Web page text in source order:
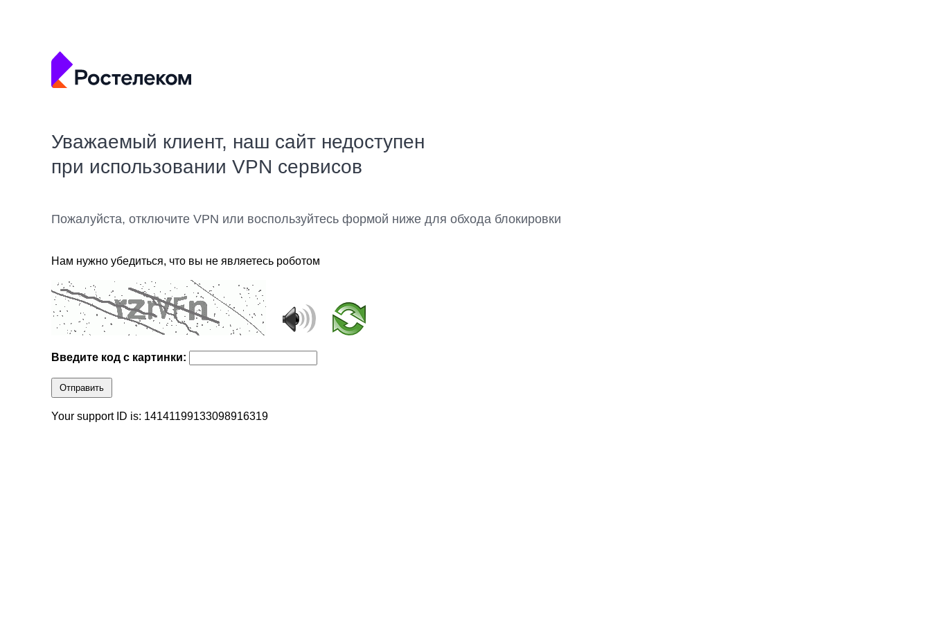
Уважаемый клиент, наш сайт недоступен
при использовании VPN сервисов
Пожалуйста, отключите VPN или воспользуйтесь формой ниже для обхода блокировки
Нам нужно убедиться, что вы не являетесь роботом
Введите код с картинки:
Отправить
Your support ID is: 14141199133098916319